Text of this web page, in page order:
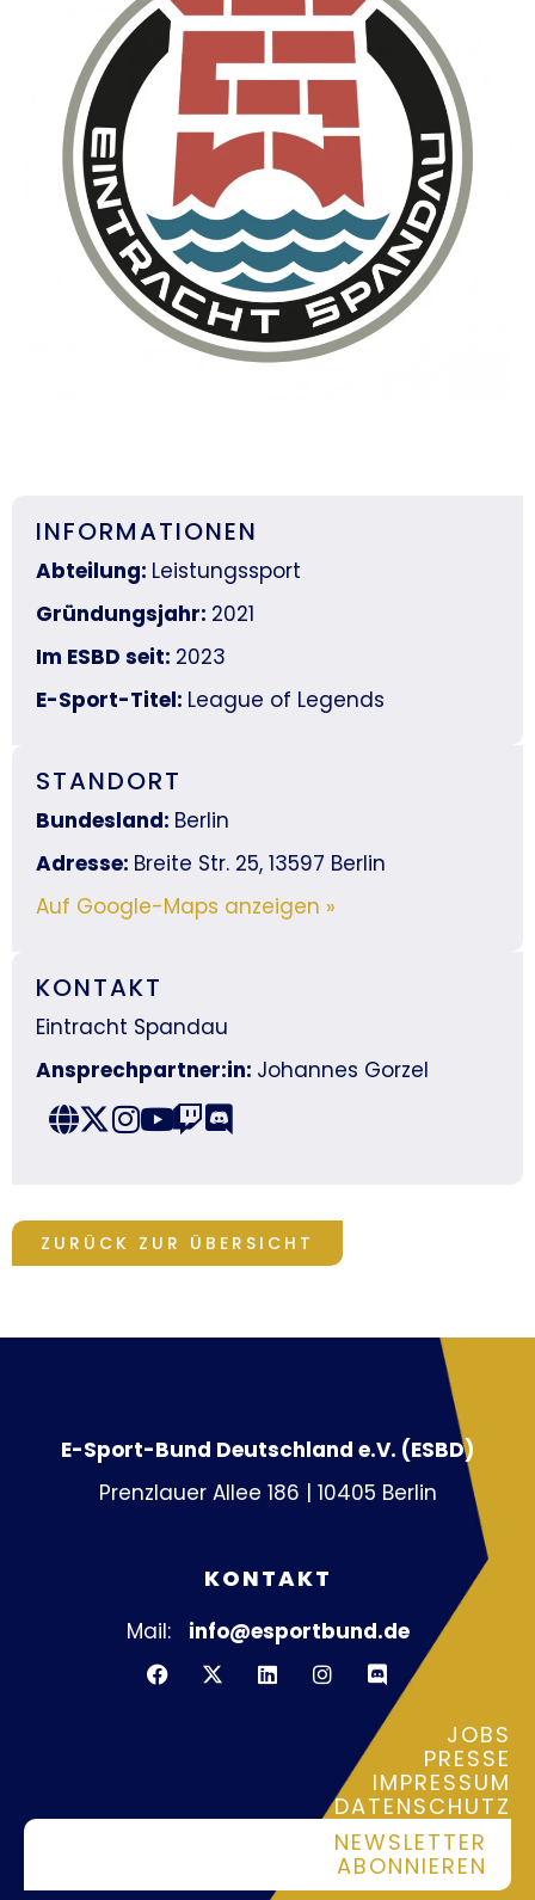
INFORMATIONEN
Abteilung: Leistungssport
Gründungsjahr: 2021
Im ESBD seit: 2023
E-Sport-Titel: League of Legends
STANDORT
Bundesland: Berlin
Adresse: Breite Str. 25, 13597 Berlin
Auf Google-Maps anzeigen »
KONTAKT
Eintracht Spandau
Ansprechpartner:in: Johannes Gorzel
ZURÜCK ZUR ÜBERSICHT
E-Sport-Bund Deutschland e.V. (ESBD)
Prenzlauer Allee 186 | 10405 Berlin
KONTAKT
Mail: info@esportbund.de
JOBS
PRESSE
IMPRESSUM
DATENSCHUTZ
NEWSLETTER
ABONNIEREN